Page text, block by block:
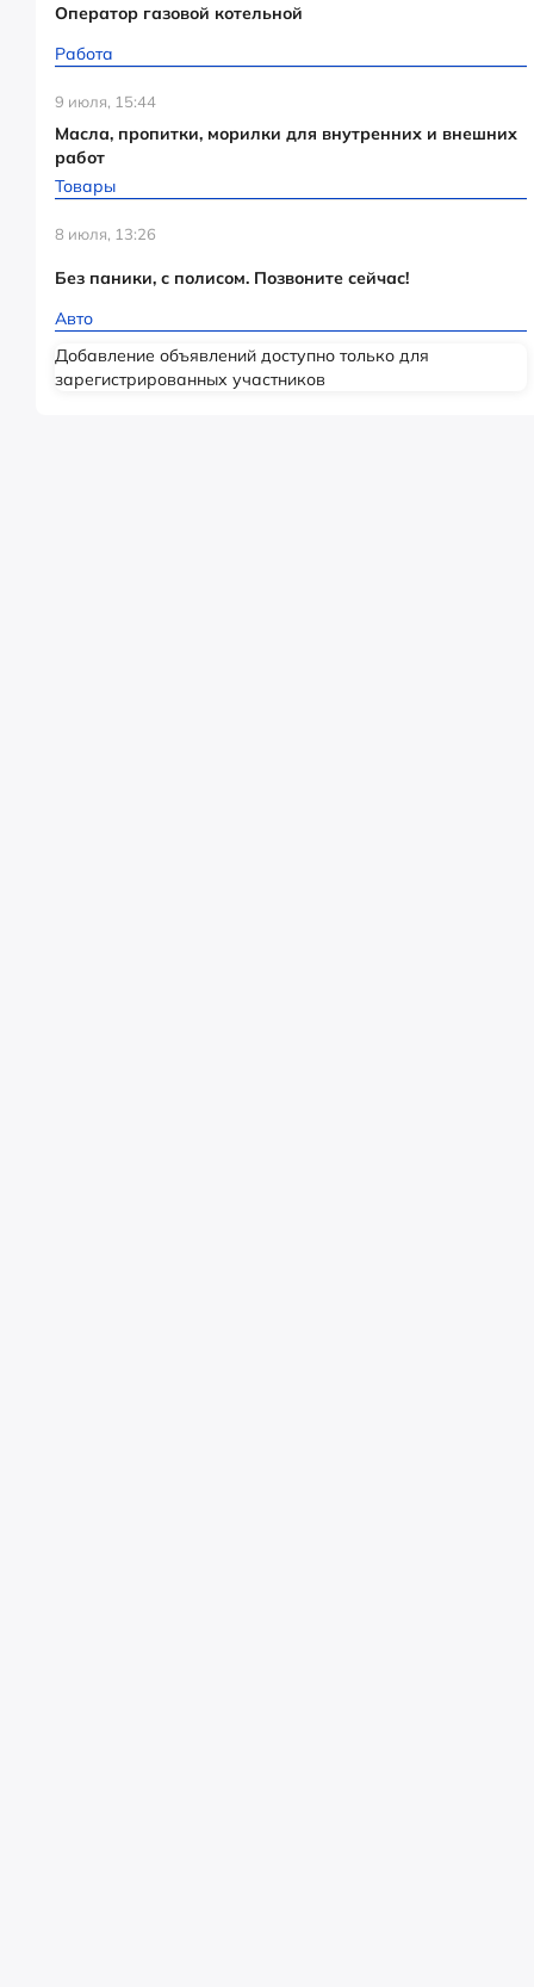
Оператор газовой котельной
Работа
9 июля, 15:44
Масла, пропитки, морилки для внутренних и внешних
работ
Товары
8 июля, 13:26
Без паники, с полисом. Позвоните сейчас!
Авто
Добавление объявлений доступно только для
зарегистрированных участников